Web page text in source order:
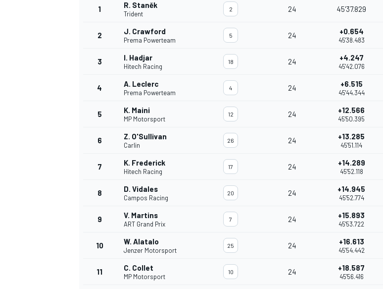
FÓRMULA E
1 R. Staněk
Trident
2 24 45'37.829
2 J. Crawford
Prema Powerteam
5 24 +0.654
45'38.483
3 I. Hadjar
Hitech Racing
18 24 +4.247
45'42.076
4 A. Leclerc
Prema Powerteam
4 24 +6.515
45'44.344
5 K. Maini
MP Motorsport
12 24 +12.566
45'50.395
6 Z. O'Sullivan
Carlin
26 24 +13.285
45'51.114
7 K. Frederick
Hitech Racing
17 24 +14.289
45'52.118
8 D. Vidales
Campos Racing
20 24 +14.945
45'52.774
9 V. Martins
ART Grand Prix
7 24 +15.893
45'53.722
10 W. Alatalo
Jenzer Motorsport
25 24 +16.613
45'54.442
11 C. Collet
MP Motorsport
10 24 +18.587
45'56.416